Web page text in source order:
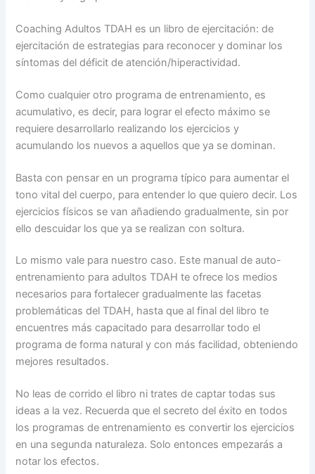
Coaching Adultos TDAH es un libro de ejercitación: de
ejercitación de estrategias para reconocer y dominar los
síntomas del déficit de atención/hiperactividad.
Como cualquier otro programa de entrenamiento, es
acumulativo, es decir, para lograr el efecto máximo se
requiere desarrollarlo realizando los ejercicios y
acumulando los nuevos a aquellos que ya se dominan.
Basta con pensar en un programa típico para aumentar el
tono vital del cuerpo, para entender lo que quiero decir. Los
ejercicios físicos se van añadiendo gradualmente, sin por
ello descuidar los que ya se realizan con soltura.
Lo mismo vale para nuestro caso. Este manual de auto-
entrenamiento para adultos TDAH te ofrece los medios
necesarios para fortalecer gradualmente las facetas
problemáticas del TDAH, hasta que al final del libro te
encuentres más capacitado para desarrollar todo el
programa de forma natural y con más facilidad, obteniendo
mejores resultados.
No leas de corrido el libro ni trates de captar todas sus
ideas a la vez. Recuerda que el secreto del éxito en todos
los programas de entrenamiento es convertir los ejercicios
en una segunda naturaleza. Solo entonces empezarás a
notar los efectos.